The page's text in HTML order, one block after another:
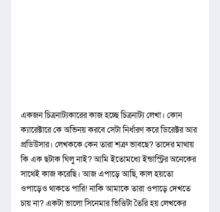
একজন চিত্রনাট্যকারের কাজ হচ্ছে চিত্রনাট্য লেখা। কোন
ক্যারেক্টারে কে অভিনয় করবে সেটা নির্ধারণ করে ডিরেক্টর আর
প্রডিউসার। লেখককে কেন তারা শত্রু ভাবছে? তাদের মাথায়
কি এক ছটাক ঘিলু নাই? আমি ইতোমধ্যে ইন্ডাস্ট্রির অনেকের
সাথেই কাজ করেছি। আজ এপাড়ে আছি, কাল হয়তো
ওপাড়েও থাকতে পারি! নাকি আমাকে তারা ওপাড়ে দেখতে
চায় না? একটা ভালো সিনেমার ভিত্তিটা তৈরি হয় লেখকের